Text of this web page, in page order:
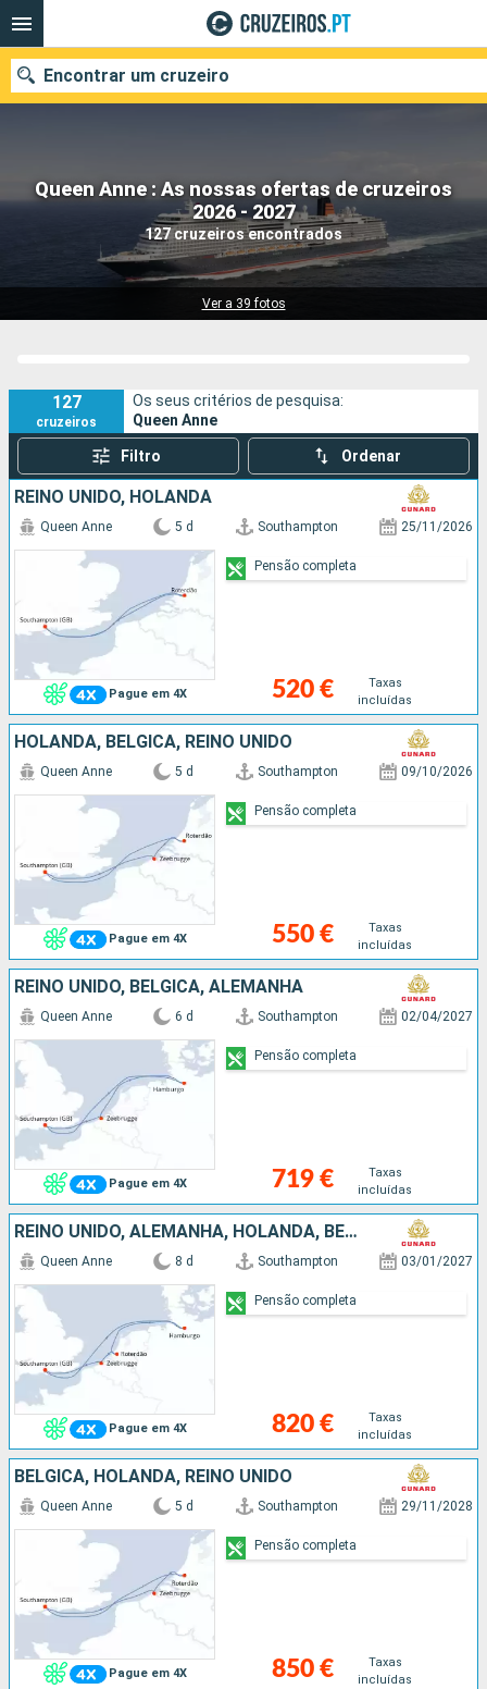
Queen Anne : As nossas ofertas de cruzeiros
2026 - 2027
127 cruzeiros encontrados
Ver a 39 fotos
Encontrar um cruzeiro
Quando ir?
Data de partida
127
cruzeiros
Os seus critérios de pesquisa:
Queen Anne
Filtro Ordenar
REINO UNIDO, HOLANDA
Pague em 4X
Queen Anne 5 d Southampton 25/11/2026
520 €
Taxas
incluídas
Pensão completa
HOLANDA, BÉLGICA, REINO UNIDO
Pague em 4X
Queen Anne 5 d Southampton 09/10/2026
550 €
Taxas
incluídas
Pensão completa
REINO UNIDO, BÉLGICA, ALEMANHA
Pague em 4X
Queen Anne 6 d Southampton 02/04/2027
719 €
Taxas
incluídas
Pensão completa
REINO UNIDO, ALEMANHA, HOLANDA, BÉLGICA
Pague em 4X
Queen Anne 8 d Southampton 03/01/2027
820 €
Taxas
incluídas
Pensão completa
BÉLGICA, HOLANDA, REINO UNIDO
Pague em 4X
Queen Anne 5 d Southampton 29/11/2028
850 €
Taxas
incluídas
Pensão completa